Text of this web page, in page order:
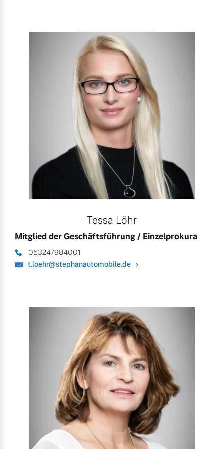
Tessa Löhr
Mitglied der Geschäftsführung / Einzelprokura
053247984001
t.loehr@stephanautomobile.de